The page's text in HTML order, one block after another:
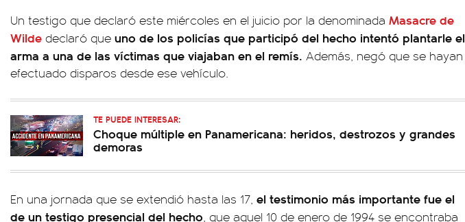
Un testigo que declaró este miércoles en el juicio por la denominada Masacre de
Wilde declaró que uno de los policías que participó del hecho intentó plantarle el
arma a una de las víctimas que viajaban en el remís. Además, negó que se hayan
efectuado disparos desde ese vehículo.
TE PUEDE INTERESAR:
Choque múltiple en Panamericana: heridos, destrozos y grandes
demoras
En una jornada que se extendió hasta las 17, el testimonio más importante fue el
de un testigo presencial del hecho, que aquel 10 de enero de 1994 se encontraba